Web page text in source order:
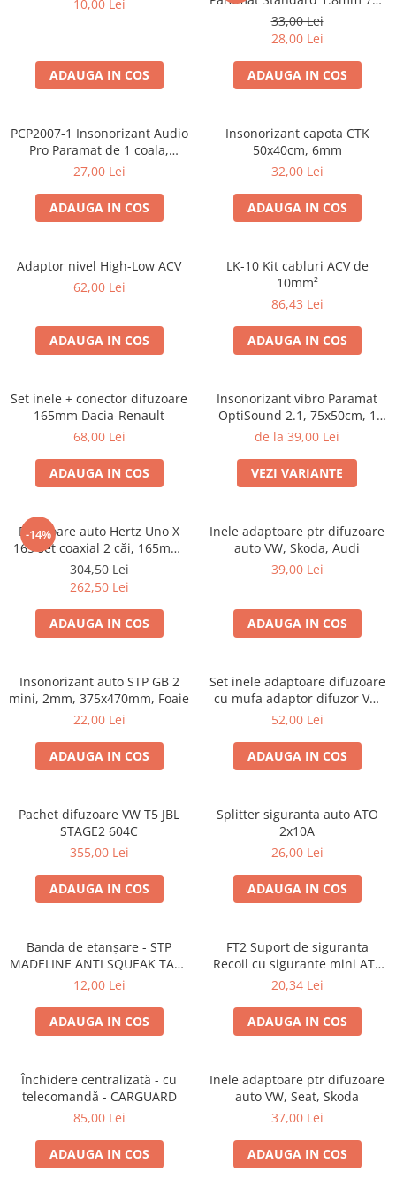
10,00 Lei
ADAUGA IN COS
50cm, 1 coala PCP1006-1
33,00 Lei
28,00 Lei
ADAUGA IN COS
PCP2007-1 Insonorizant Audio
Pro Paramat de 1 coala,
spuma de 6mm grosime,
27,00 Lei
ADAUGA IN COS
Insonorizant capota CTK
50x40cm, 6mm
32,00 Lei
ADAUGA IN COS
Adaptor nivel High-Low ACV
62,00 Lei
ADAUGA IN COS
LK-10 Kit cabluri ACV de
10mm²
86,43 Lei
ADAUGA IN COS
Set inele + conector difuzoare
165mm Dacia-Renault
68,00 Lei
ADAUGA IN COS
Insonorizant vibro Paramat
OptiSound 2.1, 75x50cm, 1
coala
de la 39,00 Lei
VEZI VARIANTE
-14%
Difuzoare auto Hertz Uno X
165 set coaxial 2 căi, 165mm,
55W RMS, 4Ω, set 2 difuzoare
304,50 Lei
262,50 Lei
ADAUGA IN COS
Inele adaptoare ptr difuzoare
auto VW, Skoda, Audi
39,00 Lei
ADAUGA IN COS
Insonorizant auto STP GB 2
mini, 2mm, 375x470mm, Foaie
22,00 Lei
ADAUGA IN COS
Set inele adaptoare difuzoare
cu mufa adaptor difuzor VW
Passat B5/B5.5
52,00 Lei
ADAUGA IN COS
Pachet difuzoare VW T5 JBL
STAGE2 604C
355,00 Lei
ADAUGA IN COS
Splitter siguranta auto ATO
2x10A
26,00 Lei
ADAUGA IN COS
Banda de etanșare - STP
MADELINE ANTI SQUEAK TAPE
- 15 x 2000mm
12,00 Lei
ADAUGA IN COS
FT2 Suport de siguranta
Recoil cu sigurante mini ATS
de 10A si 20A
20,34 Lei
ADAUGA IN COS
Închidere centralizată - cu
telecomandă - CARGUARD
85,00 Lei
ADAUGA IN COS
Inele adaptoare ptr difuzoare
auto VW, Seat, Skoda
37,00 Lei
ADAUGA IN COS